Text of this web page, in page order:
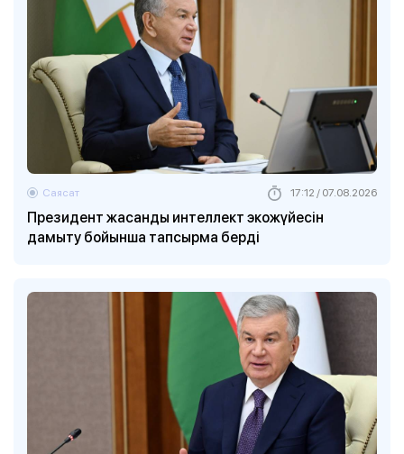
Президент жасанды интеллект экожүйесін
дамыту бойынша тапсырма берді
Саясат 17:12 / 07.08.2026